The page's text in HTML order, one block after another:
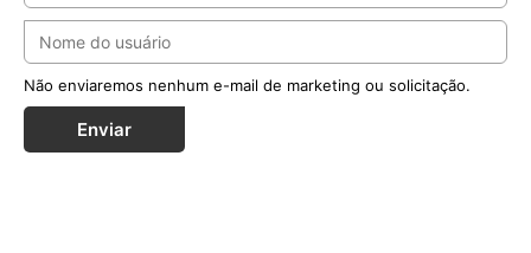
Não enviaremos nenhum e-mail de marketing ou solicitação.
Enviar